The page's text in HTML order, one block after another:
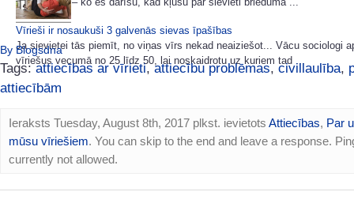
Vīrieši ir nosaukuši 3 galvenās sievas īpašības
Ja sievietei tās piemīt, no viņas vīrs nekad neaiziešot... Vācu sociologi
vīriešus vecumā no 25 līdz 50, lai noskaidrotu uz kuriem tad ...
By Blogsdna
Tags:attiecības ar vīrieti,attiecību problēmas, civillaulība,
attiecībām
Ieraksts Tuesday, August 8th, 2017 plkst. ievietots Attiecības, Par
mūsu vīriešiem. You can skip to the end and leave a response.
currently not allowed.